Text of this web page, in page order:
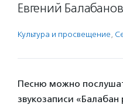
Евгений
Культура и просвещение,
Песню можно
звукозаписи